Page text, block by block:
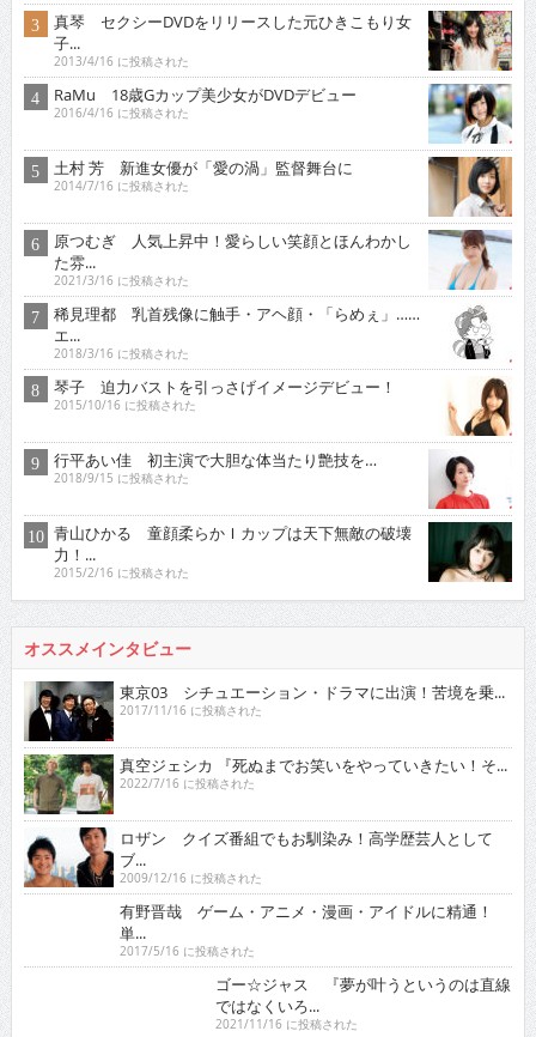
真琴 セクシーDVDをリリースした元ひきこもり女
子...
2013/4/16 に投稿された
RaMu 18歳Gカップ美少女がDVDデビュー
2016/4/16 に投稿された
土村 芳 新進女優が「愛の渦」監督舞台に
2014/7/16 に投稿された
原つむぎ 人気上昇中！愛らしい笑顔とほんわかし
た雰...
2021/3/16 に投稿された
稀見理都 乳首残像に触手・アヘ顔・「らめぇ」……
エ...
2018/3/16 に投稿された
琴子 迫力バストを引っさげイメージデビュー！
2015/10/16 に投稿された
行平あい佳 初主演で大胆な体当たり艶技を…
2018/9/15 に投稿された
青山ひかる 童顔柔らかＩカップは天下無敵の破壊
力！...
2015/2/16 に投稿された
オススメインタビュー
東京03 シチュエーション・ドラマに出演！苦境を乗...
2017/11/16 に投稿された
真空ジェシカ 『死ぬまでお笑いをやっていきたい！そ...
2022/7/16 に投稿された
ロザン クイズ番組でもお馴染み！高学歴芸人として
ブ...
2009/12/16 に投稿された
有野晋哉 ゲーム・アニメ・漫画・アイドルに精通！
単...
2017/5/16 に投稿された
ゴー☆ジャス 『夢が叶うというのは直線ではなくい
2021/11/16 に投稿された